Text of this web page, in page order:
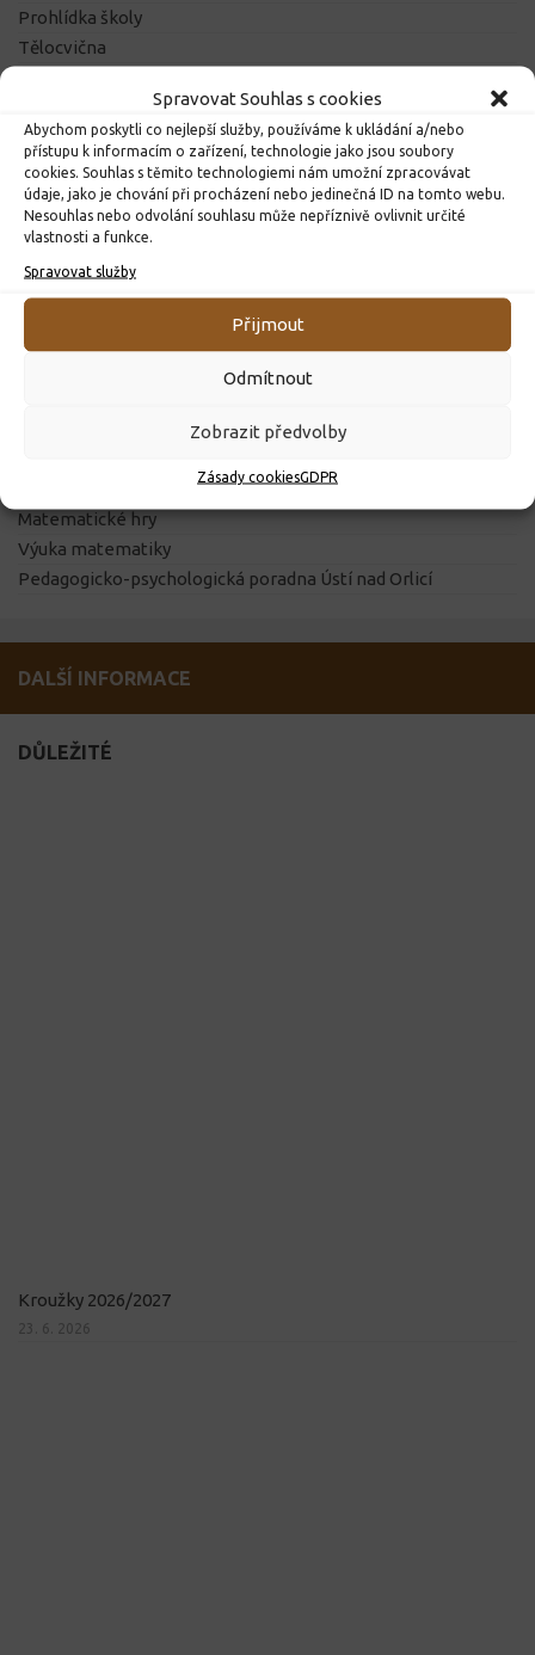
Spravovat Souhlas s cookies
Abychom poskytli co nejlepší služby, používáme k ukládání a/nebo
přístupu k informacím o zařízení, technologie jako jsou soubory
cookies. Souhlas s těmito technologiemi nám umožní zpracovávat
údaje, jako je chování při procházení nebo jedinečná ID na tomto webu.
Nesouhlas nebo odvolání souhlasu může nepříznivě ovlivnit určité
vlastnosti a funkce.
Spravovat služby
Přijmout
Odmítnout
Zobrazit předvolby
Zásady cookiesGDPR
Prohlídka školy
Tělocvična
Žákovská knížka
Školská rada
DŮLEŽITÉ ODKAZY
Školní jídelna
Vzdělávací portál
Výukový web
Matematické hry
Výuka matematiky
Pedagogicko-psychologická poradna Ústí nad Orlicí
DALŠÍ INFORMACE
DŮLEŽITÉ
Kroužky 2026/2027
23. 6. 2026